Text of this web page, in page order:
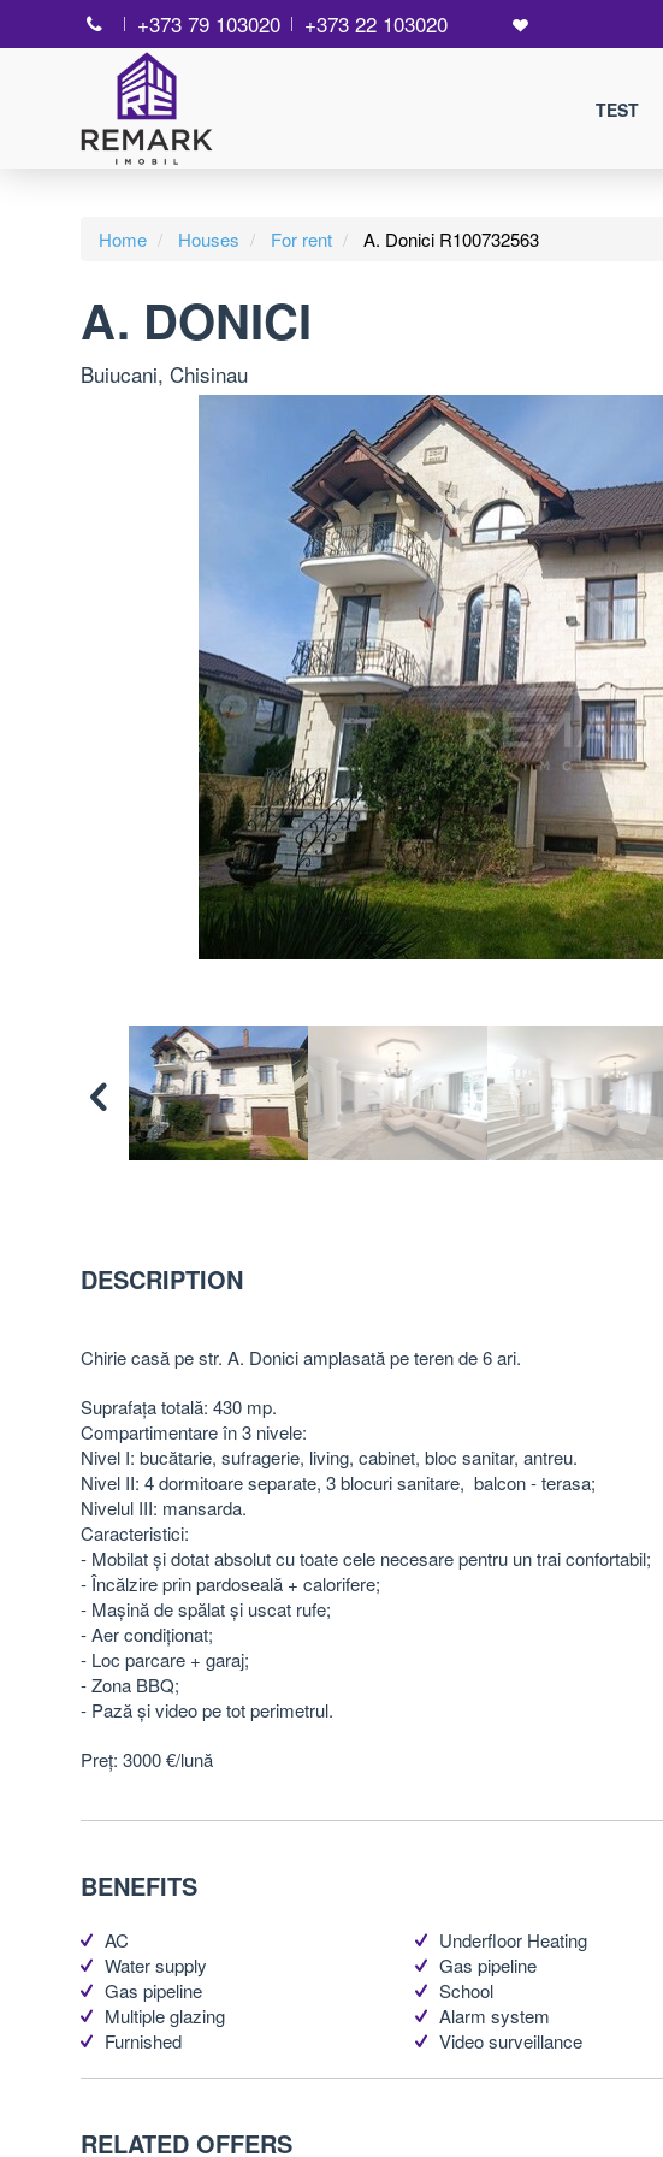
+373 79 103020 +373 22 103020
TEST
Home Houses For rent A. Donici R100732563
A. DONICI
Buiucani, Chisinau
DESCRIPTION
Chirie casă pe str. A. Donici amplasată pe teren de 6 ari.
Suprafața totală: 430 mp.
Compartimentare în 3 nivele:
Nivel I: bucătarie, sufragerie, living, cabinet, bloc sanitar, antreu.
Nivel II: 4 dormitoare separate, 3 blocuri sanitare, balcon - terasa;
Nivelul III: mansarda.
Caracteristici:
- Mobilat și dotat absolut cu toate cele necesare pentru un trai confortabil;
- Încălzire prin pardoseală + calorifere;
- Mașină de spălat și uscat rufe;
- Aer condiționat;
- Loc parcare + garaj;
- Zona BBQ;
- Pază și video pe tot perimetrul.
Preț: 3000 €/lună
BENEFITS
AC
Water supply
Gas pipeline
Multiple glazing
Furnished
Underfloor Heating
Gas pipeline
School
Alarm system
Video surveillance
RELATED OFFERS